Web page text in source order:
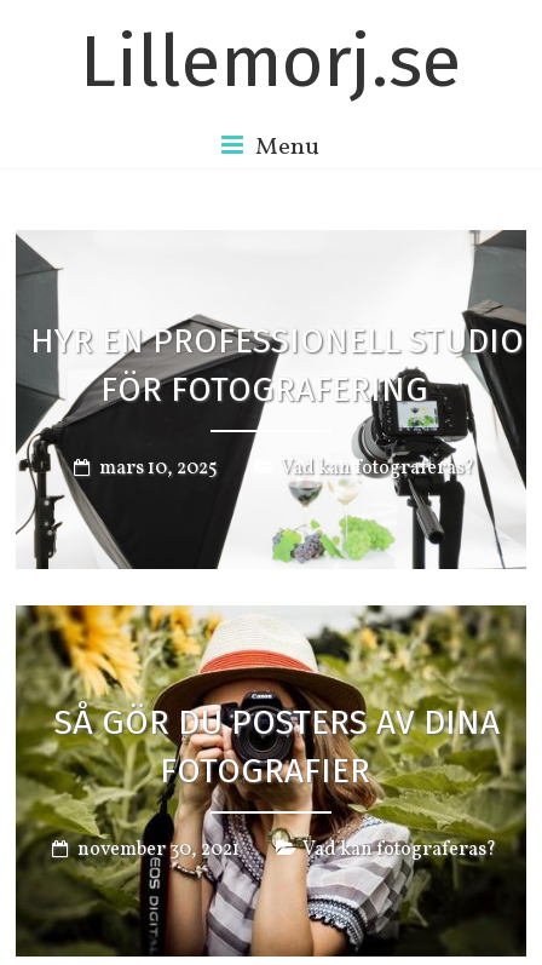
Lillemorj.se
Menu
HYR EN PROFESSIONELL STUDIO
FÖR FOTOGRAFERING
mars 10, 2025 Vad kan fotograferas?
SÅ GÖR DU POSTERS AV DINA
FOTOGRAFIER
november 30, 2021 Vad kan fotograferas?